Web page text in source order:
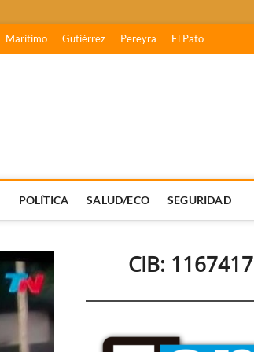
Marítimo Gutiérrez Pereyra El Pato
POLÍTICA SALUD/ECO SEGURIDAD
CIB: